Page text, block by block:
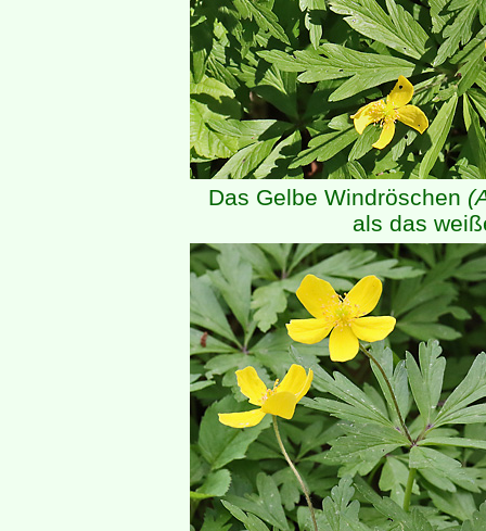
Das Gelbe Windröschen
als das